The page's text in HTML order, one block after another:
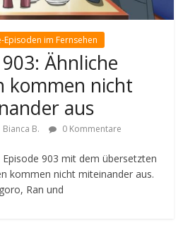
Episoden im Fernsehen
Ähnliche
kommen nicht
aus
Bianca B. 0 Kommentare
Episode 903 mit dem übersetzten
kommen nicht miteinander aus.
Ran und